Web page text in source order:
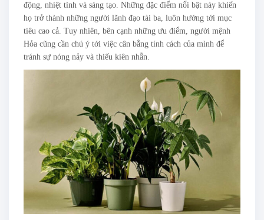
động, nhiệt tình và sáng tạo. Những đặc điểm nổi bật này khiến
họ trở thành những người lãnh đạo tài ba, luôn hướng tới mục
tiêu cao cả. Tuy nhiên, bên cạnh những ưu điểm, người mệnh
Hỏa cũng cần chú ý tới việc cân bằng tính cách của mình để
tránh sự nóng nảy và thiếu kiên nhẫn.